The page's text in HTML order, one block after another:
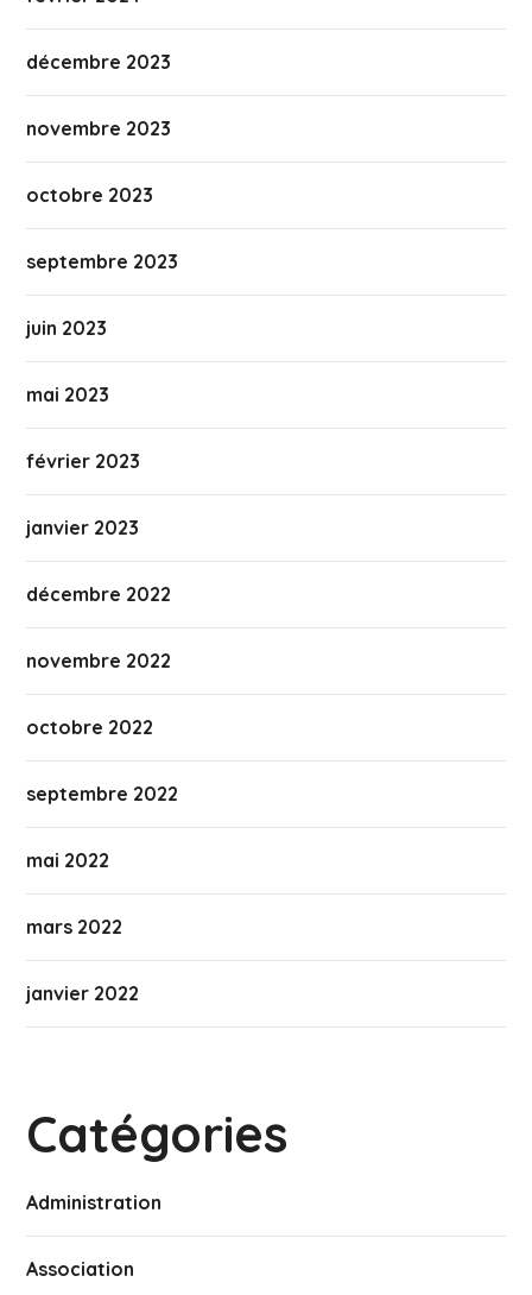
décembre 2023
novembre 2023
octobre 2023
septembre 2023
juin 2023
mai 2023
février 2023
janvier 2023
décembre 2022
novembre 2022
octobre 2022
septembre 2022
mai 2022
mars 2022
janvier 2022
Catégories
Administration
Association